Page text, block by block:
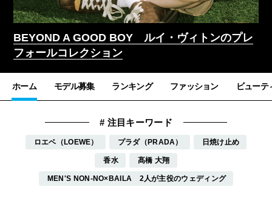
僕らのウェディングストーリーは「シャネル」の
ペアジュエリー＆ウォッチで！
ホーム モデル募集 ランキング ファッション ビューテ
ロエベ（LOEWE） プラダ（PRADA） 日焼け止め
香水 髙橋 大翔
MEN'S NON-NO×BAILA 2人が主役のウェディング